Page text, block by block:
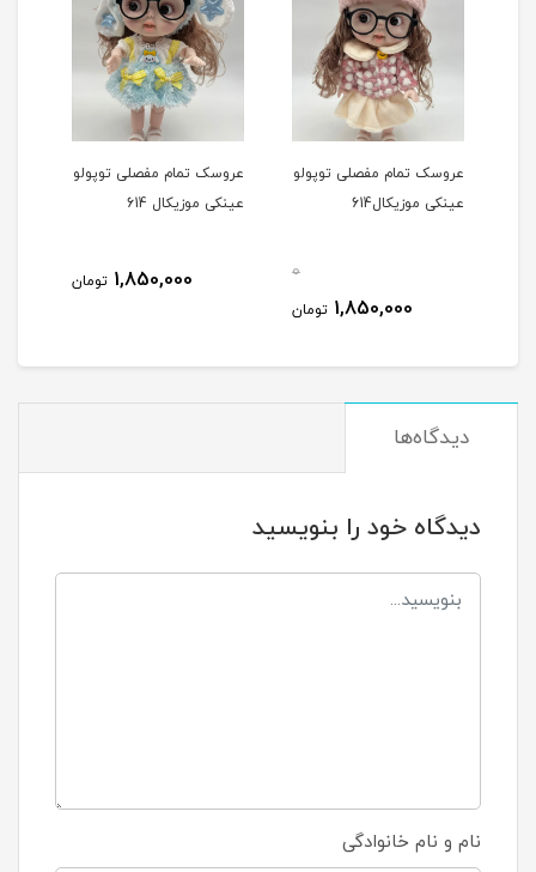
عروسک تمام مفصلی توپولو
عینکی موزیکال614
0
1,850,000 تومان
عروسک تمام مفصلی توپولو
عینکی موزيکال 614
1,850,000 تومان
دیدگاه‌ها
دیدگاه خود را بنویسید
نام و نام خانوادگی